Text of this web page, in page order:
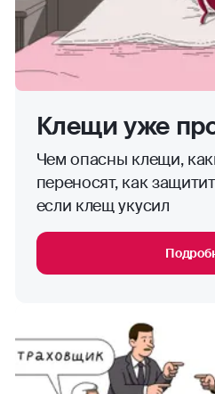
Клещи уже
Чем опасны клещи,
переносят, как
если клещ укусил